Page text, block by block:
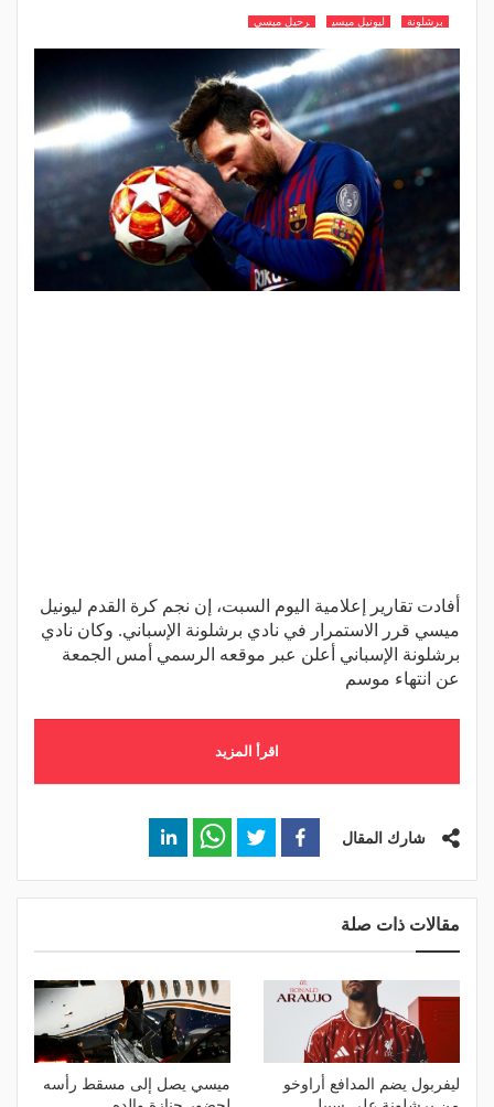
برشلونة ليونيل ميسي رحيل ميسي
أفادت تقارير إعلامية اليوم السبت، إن نجم كرة القدم ليونيل
ميسي قرر الاستمرار في نادي برشلونة الإسباني. وكان نادي
برشلونة الإسباني أعلن عبر موقعه الرسمي أمس الجمعة
عن انتهاء موسم
اقرأ المزيد
شارك المقال
مقالات ذات صلة
ليفربول يضم المدافع أراوخو
ميسي يصل إلى مسقط رأسه